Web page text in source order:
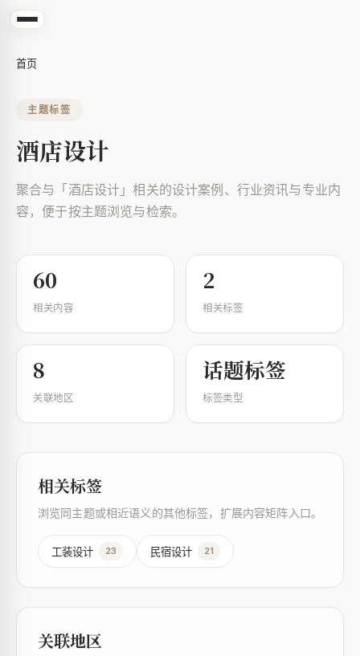
首页
主题标签
酒店设计
聚合与「酒店设计」相关的设计案例、行业资讯与专业内
容，便于按主题浏览与检索。
60
相关内容
2
相关标签
8
关联地区
话题标签
标签类型
相关标签
浏览同主题或相近语义的其他标签，扩展内容矩阵入口。
工装设计 23 民宿设计 21
关联地区